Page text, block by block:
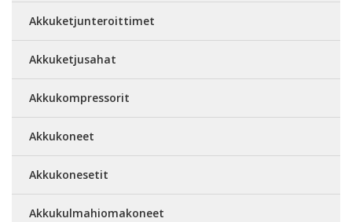
Akkuketjunteroittimet
Akkuketjusahat
Akkukompressorit
Akkukoneet
Akkukonesetit
Akkukulmahiomakoneet